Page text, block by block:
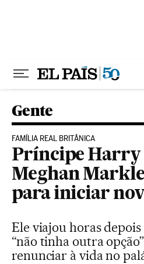
Gente
FAMÍLIA REAL BRITÂNICA
Príncipe Harry
Meghan
para iniciar
Ele viajou horas
“não tinha outra
renunciar à vida no